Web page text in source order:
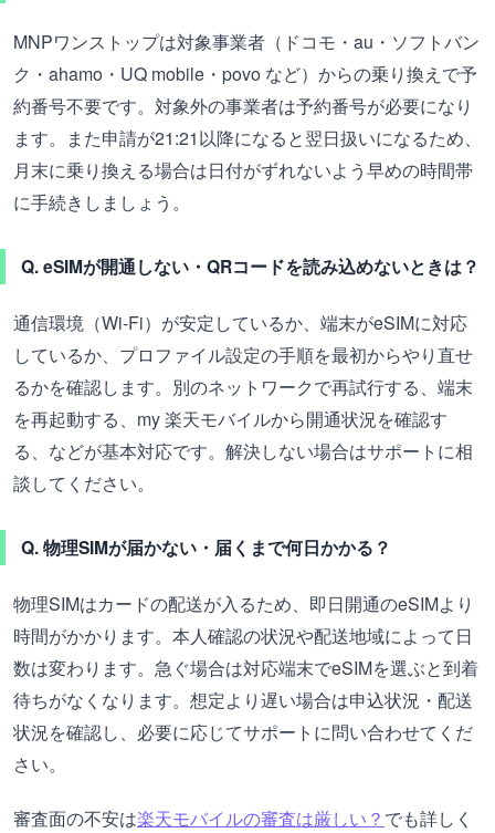
MNPワンストップは対象事業者（ドコモ・au・ソフトバン
ク・ahamo・UQ mobile・povo など）からの乗り換えで予
約番号不要です。対象外の事業者は予約番号が必要になり
ます。また申請が21:21以降になると翌日扱いになるため、
月末に乗り換える場合は日付がずれないよう早めの時間帯
に手続きしましょう。
Q. eSIMが開通しない・QRコードを読み込めないときは？
通信環境（Wi-Fi）が安定しているか、端末がeSIMに対応
しているか、プロファイル設定の手順を最初からやり直せ
るかを確認します。別のネットワークで再試行する、端末
を再起動する、my 楽天モバイルから開通状況を確認す
る、などが基本対応です。解決しない場合はサポートに相
談してください。
Q. 物理SIMが届かない・届くまで何日かかる？
物理SIMはカードの配送が入るため、即日開通のeSIMより
時間がかかります。本人確認の状況や配送地域によって日
数は変わります。急ぐ場合は対応端末でeSIMを選ぶと到着
待ちがなくなります。想定より遅い場合は申込状況・配送
状況を確認し、必要に応じてサポートに問い合わせてくだ
さい。
審査面の不安は楽天モバイルの審査は厳しい？ でも詳しく